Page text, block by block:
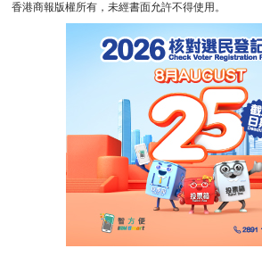
香港商報版權所有，未經書面允許不得使用。